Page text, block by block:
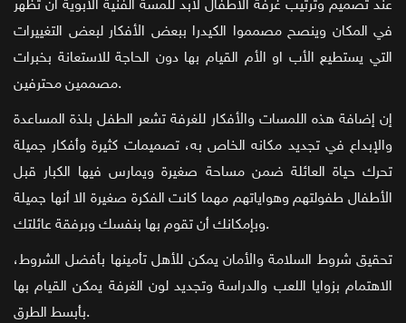
عند تصميم وترتيب غرفة الأطفال لابد للمسة الفنية الأبوية أن تظهر
في المكان وينصح مصمموا الكيدرا ببعض الأفكار لبعض التغييرات
التي يستطيع الأب او الأم القيام بها دون الحاجة للاستعانة بخبرات
مصممين محترفين.
إن إضافة هذه اللمسات والأفكار للغرفة تشعر الطفل بلذة المساعدة
والإبداع في تجديد مكانه الخاص به، تصميمات كثيرة وأفكار جميلة
تحرك حياة العائلة ضمن مساحة صغيرة ويمارس فيها الكبار قبل
الأطفال طفولتهم وهواياتهم مهما كانت الفكرة صغيرة الا أنها جميلة
وبإمكانك أن تقوم بها بنفسك وبرفقة عائلتك.
تحقيق شروط السلامة والأمان يمكن للأهل تأمينها بأفضل الشروط،
الاهتمام بزوايا اللعب والدراسة وتجديد لون الغرفة يمكن القيام بها
بأبسط الطرق.